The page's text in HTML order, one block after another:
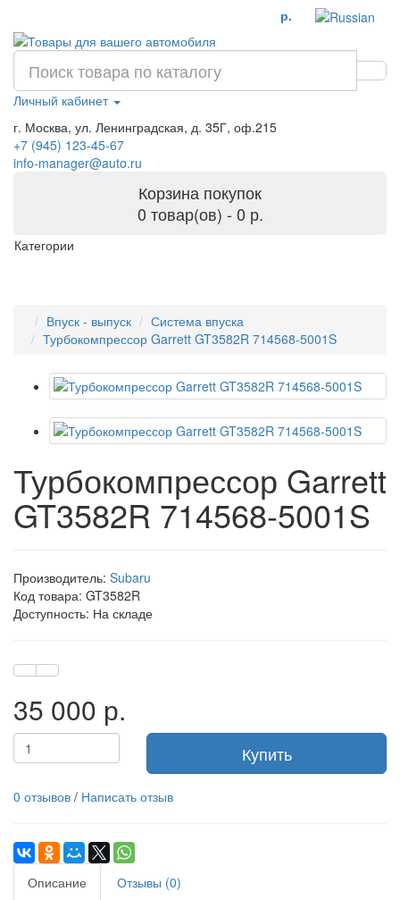
р.
Личный кабинет
г. Москва, ул. Ленинградская, д. 35Г, оф.215
+7 (945) 123-45-67
info-manager@auto.ru
Корзина покупок
0 товар(ов) - 0 р.
Категории
Впуск - выпуск
Система впуска
Турбокомпрессор Garrett GT3582R 714568-5001S
Турбокомпрессор Garrett
GT3582R 714568-5001S
Производитель: Subaru
Код товара: GT3582R
Доступность: На складе
35 000 р.
Купить
0 отзывов / Написать отзыв
Описание
Отзывы (0)